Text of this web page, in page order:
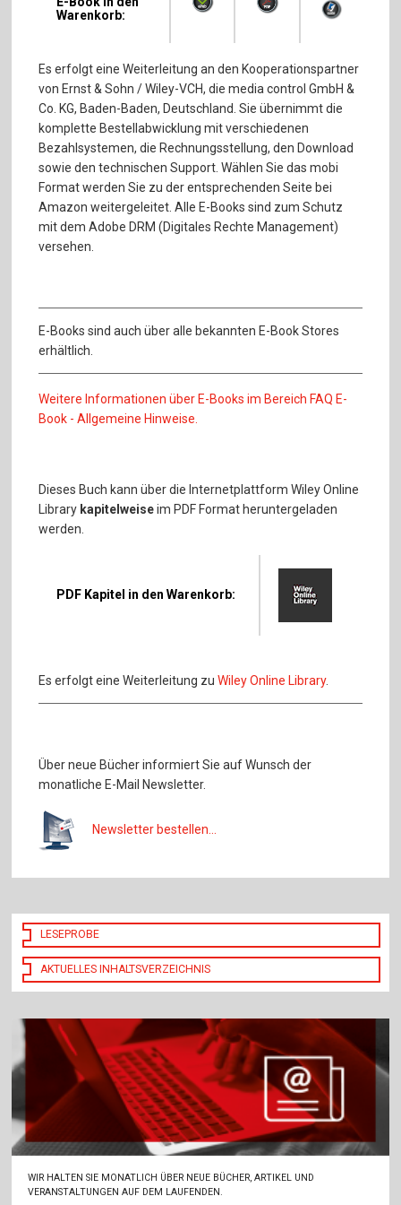
Warenkorb:
Es erfolgt eine Weiterleitung an den Kooperationspartner
von Ernst & Sohn / Wiley-VCH, die media control GmbH &
Co. KG, Baden-Baden, Deutschland. Sie übernimmt die
komplette Bestellabwicklung mit verschiedenen
Bezahlsystemen, die Rechnungsstellung, den Download
sowie den technischen Support. Wählen Sie das mobi
Format werden Sie zu der entsprechenden Seite bei
Amazon weitergeleitet. Alle E-Books sind zum Schutz
mit dem Adobe DRM (Digitales Rechte Management)
versehen.
E-Books sind auch über alle bekannten E-Book Stores
erhältlich.
Weitere Informationen über E-Books im Bereich FAQ E-
Book - Allgemeine Hinweise.
Dieses Buch kann über die Internetplattform Wiley Online
Library kapitelweiseim PDF Format heruntergeladen
werden.
PDF Kapitel in den Warenkorb:
Es erfolgt eine Weiterleitung zuWiley Online Library.
Über neue Bücher informiert Sie auf Wunsch der
monatliche E-Mail Newsletter.
Newsletter bestellen...
LESEPROBE
AKTUELLES INHALTSVERZEICHNIS
WIR HALTEN SIE MONATLICH ÜBER NEUE BÜCHER, ARTIKEL UND
VERANSTALTUNGEN AUF DEM LAUFENDEN.